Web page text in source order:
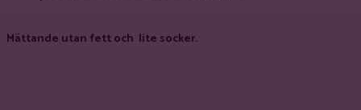
Mättande utan fett och lite socker.